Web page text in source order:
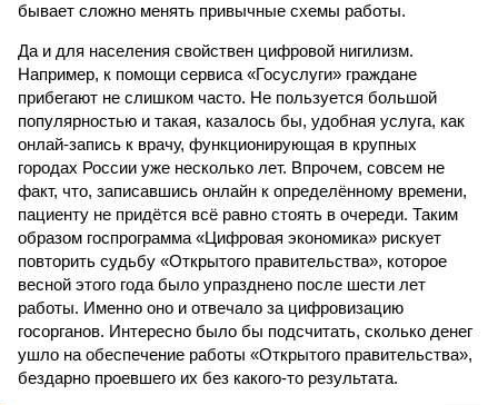
бывает сложно менять привычные схемы работы.
Да и для населения свойствен цифровой нигилизм.
Например, к помощи сервиса «Госуслуги» граждане
прибегают не слишком часто. Не пользуется большой
популярностью и такая, казалось бы, удобная услуга, как
онлай-запись к врачу, функционирующая в крупных
городах России уже несколько лет. Впрочем, совсем не
факт, что, записавшись онлайн к определённому времени,
пациенту не придётся всё равно стоять в очереди. Таким
образом госпрограмма «Цифровая экономика» рискует
повторить судьбу «Открытого правительства», которое
весной этого года было упразднено после шести лет
работы. Именно оно и отвечало за цифровизацию
госорганов. Интересно было бы подсчитать, сколько денег
ушло на обеспечение работы «Открытого правительства»,
бездарно проевшего их без какого-то результата.